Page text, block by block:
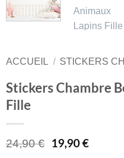
ACCUEIL / STICKERS
Stickers Chambre
Fille
24,90€ Le
19,90€Le